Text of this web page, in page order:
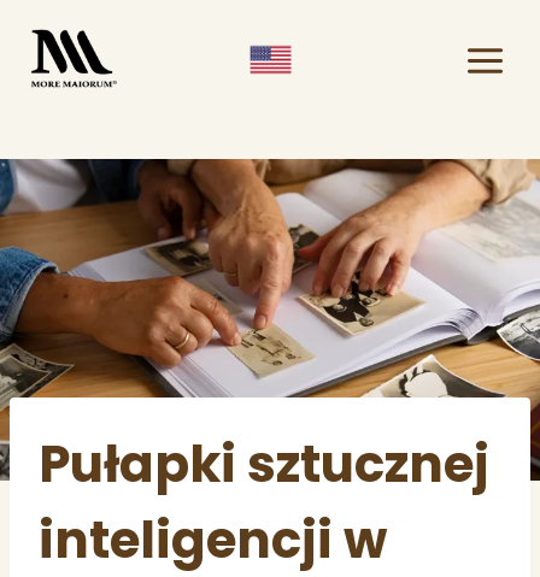
treści
Pułapki sztucznej
inteligencji w